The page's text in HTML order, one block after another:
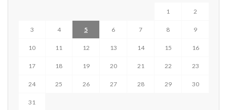
1 2
3 4 5 6 7 8 9
10 11 12 13 14 15 16
17 18 19 20 21 22 23
24 25 26 27 28 29 30
31